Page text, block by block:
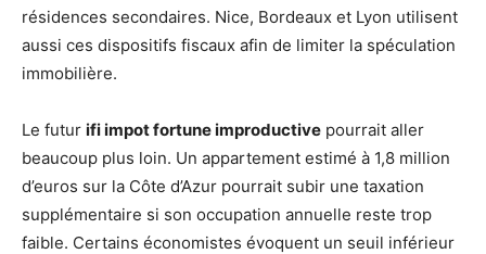
résidences secondaires. Nice, Bordeaux et Lyon utilisent
aussi ces dispositifs fiscaux afin de limiter la spéculation
immobilière.
Le futur ifi impot fortune improductive pourrait aller
beaucoup plus loin. Un appartement estimé à 1,8 million
d’euros sur la Côte d’Azur pourrait subir une taxation
supplémentaire si son occupation annuelle reste trop
faible. Certains économistes évoquent un seuil inférieur